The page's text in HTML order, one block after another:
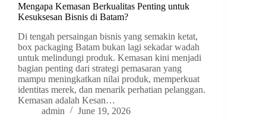
Mengapa Kemasan Berkualitas Penting untuk
Kesuksesan Bisnis di Batam?
Di tengah persaingan bisnis yang semakin ketat,
box packaging Batam bukan lagi sekadar wadah
untuk melindungi produk. Kemasan kini menjadi
bagian penting dari strategi pemasaran yang
mampu meningkatkan nilai produk, memperkuat
identitas merek, dan menarik perhatian pelanggan.
Kemasan adalah Kesan…
admin
June 19, 2026